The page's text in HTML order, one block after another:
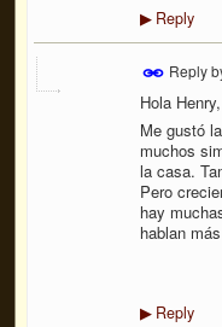
▶Reply
Reply
Hola Henry,
Me gustó
muchos
la casa.
Pero
hay
hablan
▶Reply